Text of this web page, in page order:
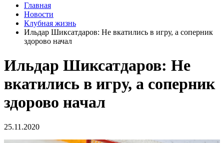
Главная
Новости
Клубная жизнь
Ильдар Шиксатдаров: Не вкатились в игру, а соперник
здорово начал
Ильдар Шиксатдаров: Не
вкатились в игру, а соперник
здорово начал
25.11.2020